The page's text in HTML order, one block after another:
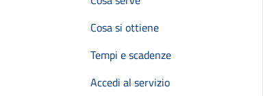
Cosa si ottiene
Tempi e scadenze
Accedi al servizio